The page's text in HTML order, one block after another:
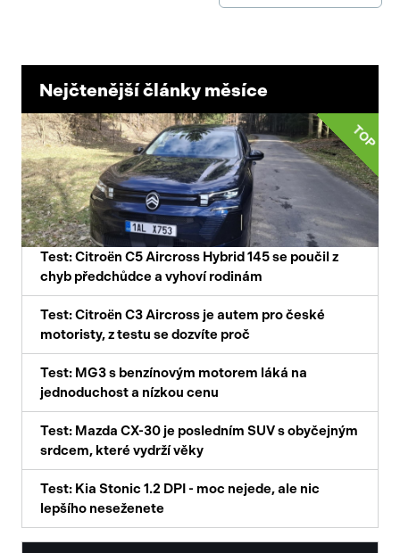
Nejčtenější články měsíce
TOP
Test: Citroën C5 Aircross Hybrid 145 se poučil z
chyb předchůdce a vyhoví rodinám
Test: Citroën C3 Aircross je autem pro české
motoristy, z testu se dozvíte proč
Test: MG3 s benzínovým motorem láká na
jednoduchost a nízkou cenu
Test: Mazda CX-30 je posledním SUV s obyčejným
srdcem, které vydrží věky
Test: Kia Stonic 1.2 DPI - moc nejede, ale nic
lepšího neseženete